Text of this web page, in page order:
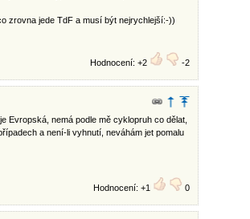
zrovna jede TdF a musí být nejrychlejší:-))
Hodnocení: +2 -2
Evropská, nemá podle mě cyklopruh co dělat,
a není-li vyhnutí, neváhám jet pomalu
Hodnocení: +1 0